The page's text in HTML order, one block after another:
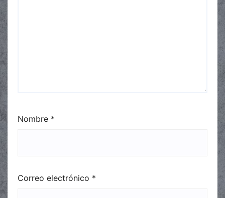
Nombre *
Correo electrónico *